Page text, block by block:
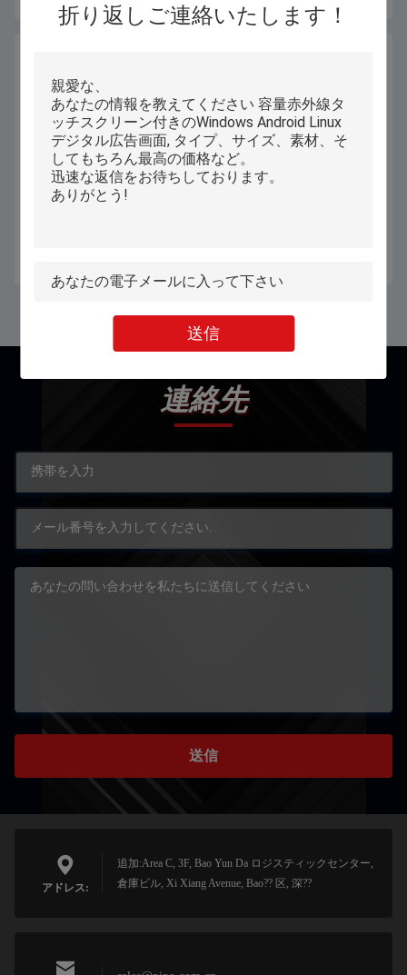
折り返しご連絡いたします！
送信
ウィンドウズの第11ライト級選手
連絡先
送信
アドレス:
追加:Area C, 3F, Bao Yun Da ロジスティックセンター,
倉庫ビル, Xi Xiang Avenue, Bao?? 区, 深??